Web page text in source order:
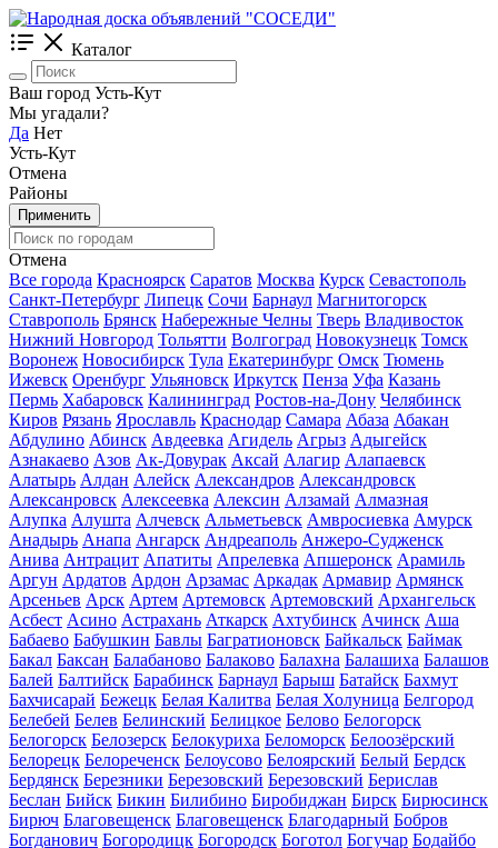
Каталог
Ваш город Усть-Кут
Мы угадали?
Да Нет
Усть-Кут
Отмена
Районы
Применить
Отмена
Все города Красноярск Саратов Москва Курск Севастополь
Санкт-Петербург Липецк Сочи Барнаул Магнитогорск
Ставрополь Брянск Набережные Челны Тверь Владивосток
Нижний Новгород Тольятти Волгоград Новокузнецк Томск
Воронеж Новосибирск Тула Екатеринбург Омск Тюмень
Ижевск Оренбург Ульяновск Иркутск Пенза Уфа Казань
Пермь Хабаровск Калининград Ростов-на-Дону Челябинск
Киров Рязань Ярославль Краснодар Самара Абаза Абакан
Абдулино Абинск Авдеевка Агидель Агрыз Адыгейск
Азнакаево Азов Ак-Довурак Аксай Алагир Алапаевск
Алатырь Алдан Алейск Александров Александровск
Алексанровск Алексеевка Алексин Алзамай Алмазная
Алупка Алушта Алчевск Альметьевск Амвросиевка Амурск
Анадырь Анапа Ангарск Андреаполь Анжеро-Судженск
Анива Антрацит Апатиты Апрелевка Апшеронск Арамиль
Аргун Ардатов Ардон Арзамас Аркадак Армавир Армянск
Арсеньев Арск Артем Артемовск Артемовский Архангельск
Асбест Асино Астрахань Аткарск Ахтубинск Ачинск Аша
Бабаево Бабушкин Бавлы Багратионовск Байкальск Баймак
Бакал Баксан Балабаново Балаково Балахна Балашиха Балашов
Балей Балтийск Барабинск Барнаул Барыш Батайск Бахмут
Бахчисарай Бежецк Белая Калитва Белая Холуница Белгород
Белебей Белев Белинский Белицкое Белово Белогорск
Белогорск Белозерск Белокуриха Беломорск Белоозёрский
Белорецк Белореченск Белоусово Белоярский Белый Бердск
Бердянск Березники Березовский Березовский Берислав
Беслан Бийск Бикин Билибино Биробиджан Бирск Бирюсинск
Бирюч Благовещенск Благовещенск Благодарный Бобров
Богданович Богородицк Богородск Боготол Богучар Бодайбо